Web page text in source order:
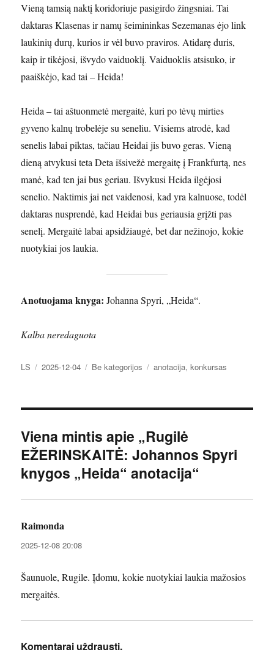
Vieną tamsią naktį koridoriuje pasigirdo žingsniai. Tai
daktaras Klasenas ir namų šeimininkas Sezemanas ėjo link
laukinių durų, kurios ir vėl buvo praviros. Atidarę duris,
kaip ir tikėjosi, išvydo vaiduoklį. Vaiduoklis atsisuko, ir
paaiškėjo, kad tai – Heida!
Heida – tai aštuonmetė mergaitė, kuri po tėvų mirties
gyveno kalnų trobelėje su seneliu. Visiems atrodė, kad
senelis labai piktas, tačiau Heidai jis buvo geras. Vieną
dieną atvykusi teta Deta išsivežė mergaitę į Frankfurtą, nes
manė, kad ten jai bus geriau. Išvykusi Heida ilgėjosi
senelio. Naktimis jai net vaidenosi, kad yra kalnuose, todėl
daktaras nusprendė, kad Heidai bus geriausia grįžti pas
senelį. Mergaitė labai apsidžiaugė, bet dar nežinojo, kokie
nuotykiai jos laukia.
Anotuojama knyga:Johanna Spyri, „Heida“.
Kalba neredaguota
Autorius
LS Paskelbta
2025-12-04 Kategorijos
Be kategorijos Žymos
anotacija,konkursas
Viena mintis apie „Rugilė
EŽERINSKAITĖ: Johannos Spyri
knygos „Heida“ anotacija“
Raimonda
2025-12-08 20:08
Šaunuole, Rugile. Įdomu, kokie nuotykiai laukia mažosios
mergaitės.
Komentarai uždrausti.